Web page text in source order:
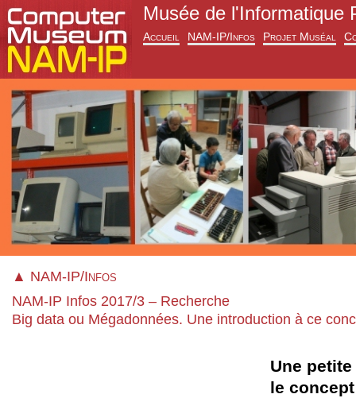
Musée de l'Informatique
Accueil NAM-IP/Infos Projet Muséal
▲ NAM-IP/Infos
NAM-IP Infos 2017/3 – Recherche
Big data ou Mégadonnées. Une introduction à ce
Une
le concept